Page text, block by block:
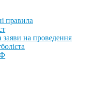
правила
на проведення